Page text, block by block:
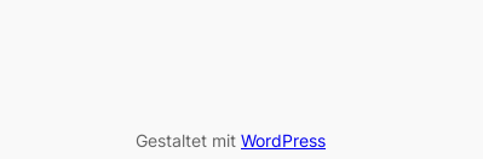
Gestaltet mit WordPress